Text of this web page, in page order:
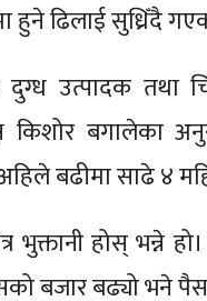
हुने ढिलाई सुध्रिँदै
दुग्ध उत्पादक तथा
किशोर बगालेका
बढीमा साढे ४
भुक्तानी होस् भन्ने
बजार बढ्यो भने